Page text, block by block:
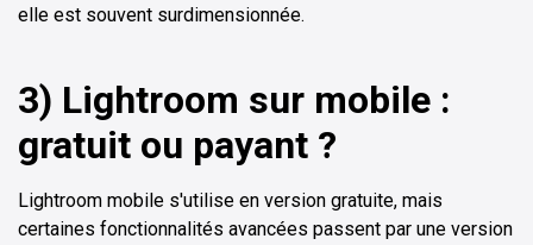
elle est souvent surdimensionnée.
3) Lightroom sur mobile :
gratuit ou payant ?
Lightroom mobile s'utilise en version gratuite, mais
certaines fonctionnalités avancées passent par une version